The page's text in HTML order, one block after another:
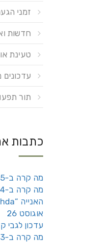
זמני
חדשות
טעינת
תור
כתבות
מה קרה ב-5 באוגוסט 2026 בבורסאות?
מה קרה ב-4 באוגוסט 2026 בבורסאות?
אוגוסט 26
עדכון לגבי
מה קרה ב-3 באוגוסט 2026 בבורסאות?